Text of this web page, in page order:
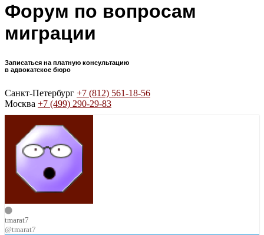
Форум по вопросам
миграции
Записаться на платную консультацию
в адвокатское бюро
Санкт-Петербург +7 (812) 561-18-56
Москва +7 (499) 290-29-83
tmarat7
@tmarat7